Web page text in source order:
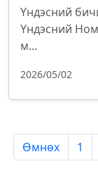
Үндэсний
Үндэсний
м...
2026/05/02
Өмнөх 1